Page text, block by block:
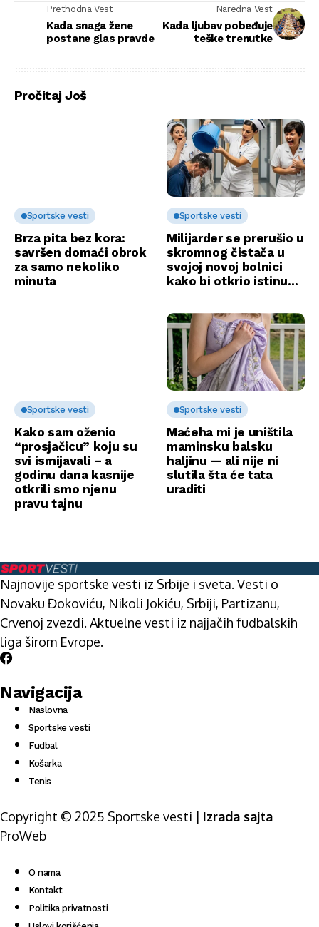
Prethodna Vest
Kada snaga žene
postane glas pravde
Naredna Vest
Kada ljubav pobeđuje
teške trenutke
Pročitaj Još
Sportske vesti
Brza pita bez kora:
savršen domaći obrok
za samo nekoliko
minuta
Sportske vesti
Milijarder se prerušio u
skromnog čistača u
svojoj novoj bolnici
kako bi otkrio istinu…
Sportske vesti
Kako sam oženio
“prosjačicu” koju su
svi ismijavali – a
godinu dana kasnije
otkrili smo njenu
pravu tajnu
Sportske vesti
Maćeha mi je uništila
maminsku balsku
haljinu — ali nije ni
slutila šta će tata
uraditi
Najnovije sportske vesti iz Srbije i sveta. Vesti o
Novaku Đokoviću, Nikoli Jokiću, Srbiji, Partizanu,
Crvenoj zvezdi. Aktuelne vesti iz najjačih fudbalskih
liga širom Evrope.
Navigacija
Naslovna
Sportske vesti
Fudbal
Košarka
Tenis
Copyright © 2025 Sportske vesti | Izrada sajta
ProWeb
O nama
Kontakt
Politika privatnosti